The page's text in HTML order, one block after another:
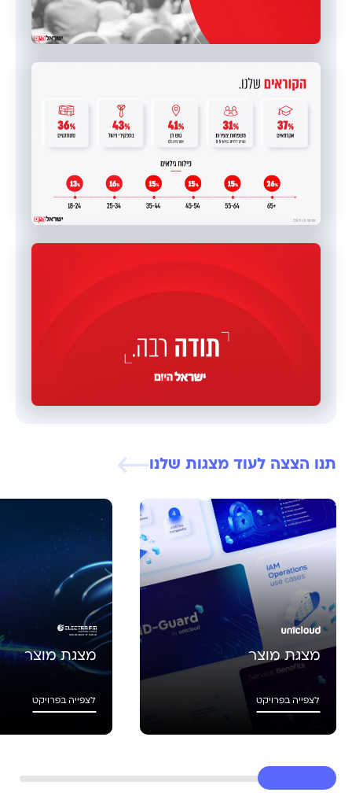
תנו הצצה לעוד מצגות שלנו
מצגת מוצר
לצפייה בפרויקט
מצגת מוצר
לצפייה בפרויקט